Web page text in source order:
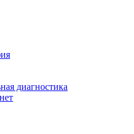
диагностика